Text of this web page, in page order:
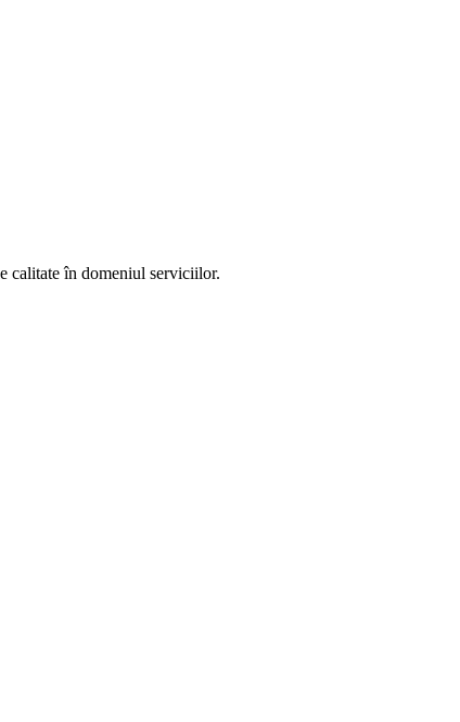
calitate în domeniul serviciilor.